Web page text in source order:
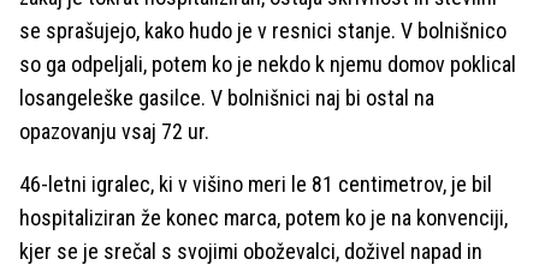
se sprašujejo, kako hudo je v resnici stanje. V bolnišnico
so ga odpeljali, potem ko je nekdo k njemu domov poklical
losangeleške gasilce. V bolnišnici naj bi ostal na
opazovanju vsaj 72 ur.
46-letni igralec, ki v višino meri le 81 centimetrov, je bil
hospitaliziran že konec marca, potem ko je na konvenciji,
kjer se je srečal s svojimi oboževalci, doživel napad in